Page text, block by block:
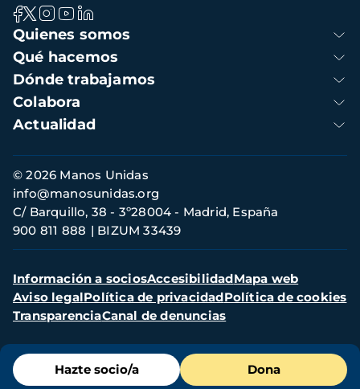
Menú
de
Hazte socio/a Dona
Navegación
principal
Quienes somos
Qué hacemos
Dónde trabajamos
Colabora
Actualidad
Información
de
contacto
© 2026 Manos Unidas
C/ Barquillo, 38 - 3º28004 - Madrid, España
900 811 888
BIZUM 33439
info@manosunidas.org
Menú
secundario
Información a sociosAccesibilidadMapa web
Aviso legalPolítica de privacidadPolítica de cookies
TransparenciaCanal de denuncias